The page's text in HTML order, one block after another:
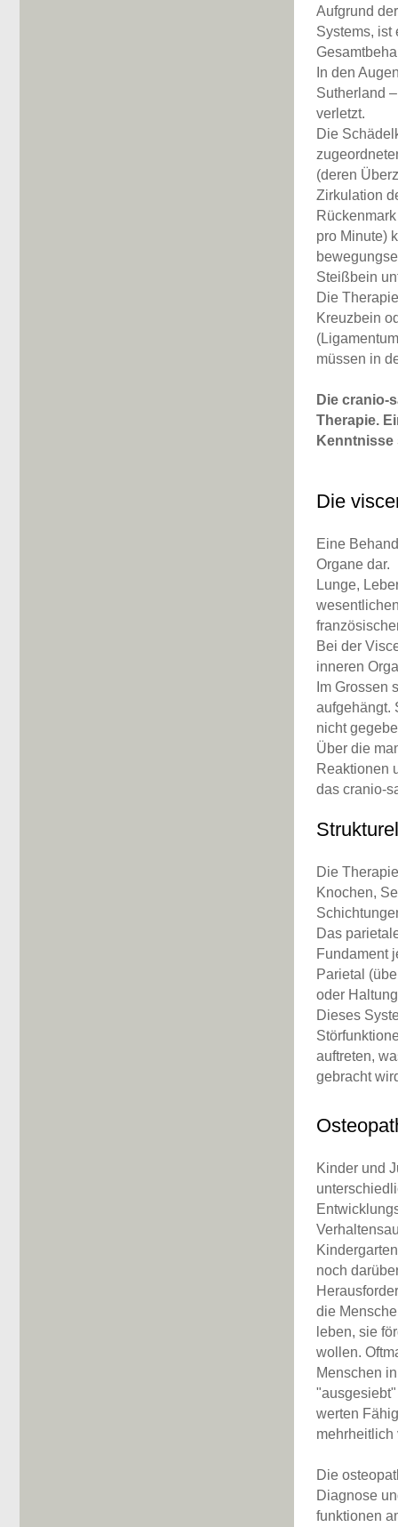
Aufgrund
Systems, ist
In den
Sutherland
verletzt.
Die
(deren
Zirkulation
pro Minute)
Steißbein
Die
Kreuzbein
müssen in
Die cranio-
Therapie.
Kenntnisse
Die
Eine
Organe dar.
Lunge,
Bei der
inneren
Im Grossen
aufgehängt.
nicht
Über die
Reaktionen
das cranio-
Die
Knochen,
Das
Fundament
Parietal
oder
Dieses
auftreten,
gebracht
Kinder und
noch
die
leben, sie
wollen.
Menschen
werten
mehrheitlich
Die
Diagnose
funktionen